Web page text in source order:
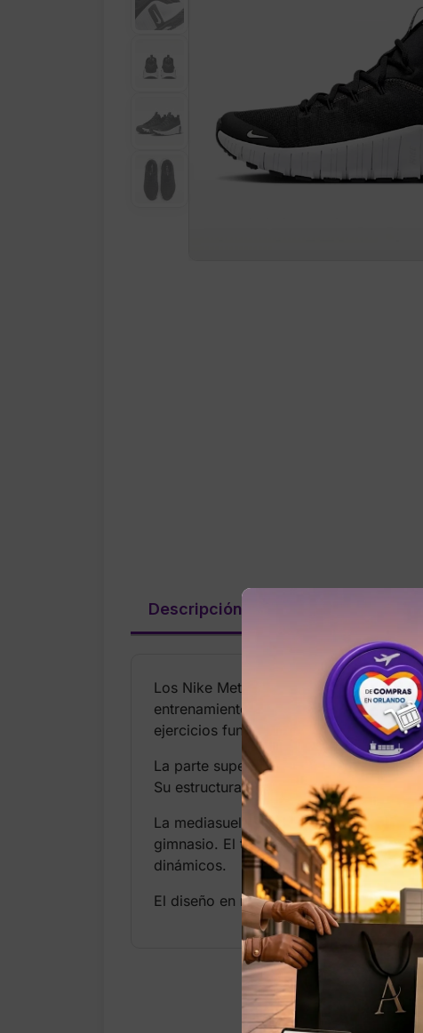
Descripción
Los Nike Metcon 6 para hombre en
entrenamiento de Nike. Están
ejercicios funcionales.
La parte superior está fabricada con
Su estructura mantiene el pie firme y
La mediasuela combina estabilidad y
gimnasio. El talón rígido proporciona
dinámicos.
El diseño en negro con detalles